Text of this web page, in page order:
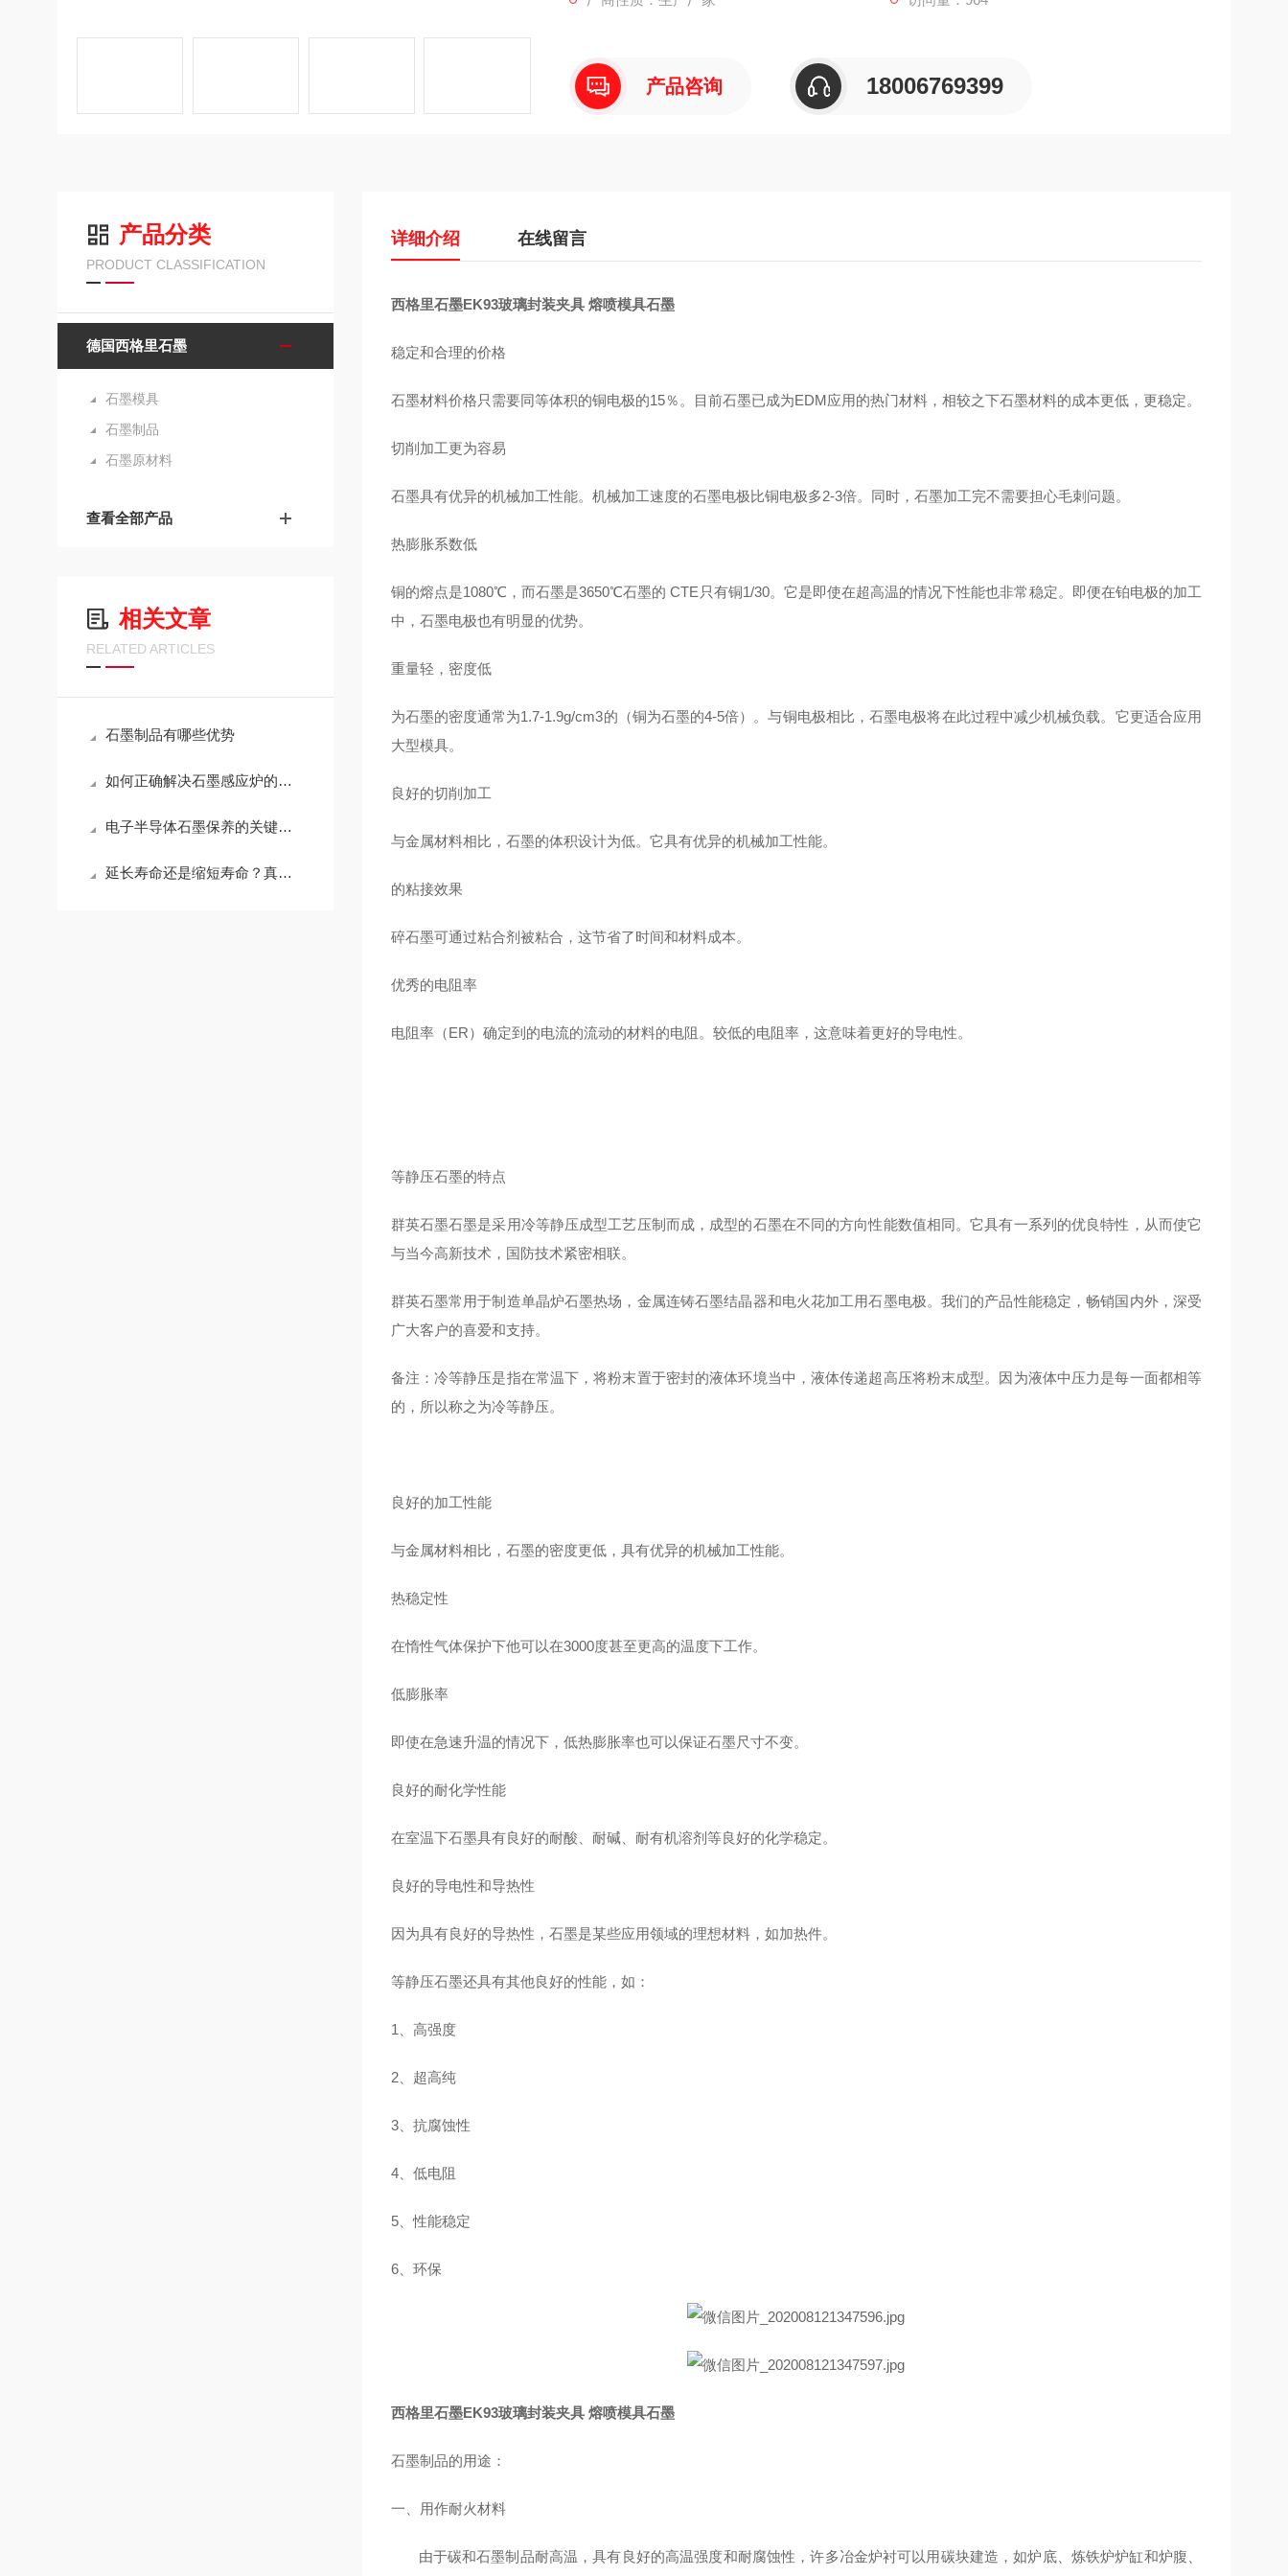
产品咨询 18006769399
产品分类
PRODUCT CLASSIFICATION
德国西格里石墨
石墨模具
石墨制品
石墨原材料
查看全部产品
相关文章
RELATED ARTICLES
石墨制品有哪些优势
如何正确解决石墨感应炉的故障问题
电子半导体石墨保养的关键要点如下
延长寿命还是缩短寿命？真空炉石墨模具维护的关键决策
详细介绍 在线留言
西格里石墨EK93玻璃封装夹具 熔喷模具石墨
稳定和合理的价格
石墨材料价格只需要同等体积的铜电极的15％。目前石墨已成为EDM应用的热门材料，相较之下石墨材料的成本更低，更稳定。
切削加工更为容易
石墨具有优异的机械加工性能。机械加工速度的石墨电极比铜电极多2-3倍。同时，石墨加工完不需要担心毛刺问题。
热膨胀系数低
铜的熔点是1080℃，而石墨是3650℃石墨的 CTE只有铜1/30。它是即使在超高温的情况下性能也非常稳定。即便在铂电极的加工
中，石墨电极也有明显的优势。
重量轻，密度低
为石墨的密度通常为1.7-1.9g/cm3的（铜为石墨的4-5倍）。与铜电极相比，石墨电极将在此过程中减少机械负载。它更适合应用
大型模具。
良好的切削加工
与金属材料相比，石墨的体积设计为低。它具有优异的机械加工性能。
的粘接效果
碎石墨可通过粘合剂被粘合，这节省了时间和材料成本。
优秀的电阻率
电阻率（ER）确定到的电流的流动的材料的电阻。较低的电阻率，这意味着更好的导电性。
等静压石墨的特点
群英石墨石墨是采用冷等静压成型工艺压制而成，成型的石墨在不同的方向性能数值相同。它具有一系列的优良特性，从而使它
与当今高新技术，国防技术紧密相联。
群英石墨常用于制造单晶炉石墨热场，金属连铸石墨结晶器和电火花加工用石墨电极。我们的产品性能稳定，畅销国内外，深受
广大客户的喜爱和支持。
备注：冷等静压是指在常温下，将粉末置于密封的液体环境当中，液体传递超高压将粉末成型。因为液体中压力是每一面都相等
的，所以称之为冷等静压。
良好的加工性能
与金属材料相比，石墨的密度更低，具有优异的机械加工性能。
热稳定性
在惰性气体保护下他可以在3000度甚至更高的温度下工作。
低膨胀率
即使在急速升温的情况下，低热膨胀率也可以保证石墨尺寸不变。
良好的耐化学性能
在室温下石墨具有良好的耐酸、耐碱、耐有机溶剂等良好的化学稳定。
良好的导电性和导热性
因为具有良好的导热性，石墨是某些应用领域的理想材料，如加热件。
等静压石墨还具有其他良好的性能，如：
1、高强度
2、超高纯
3、抗腐蚀性
4、低电阻
5、性能稳定
6、环保
西格里石墨EK93玻璃封装夹具 熔喷模具石墨
石墨制品的用途：
一、用作耐火材料
由于碳和石墨制品耐高温，具有良好的高温强度和耐腐蚀性，许多冶金炉衬可以用碳块建造，如炉底、炼铁炉炉缸和炉腹、